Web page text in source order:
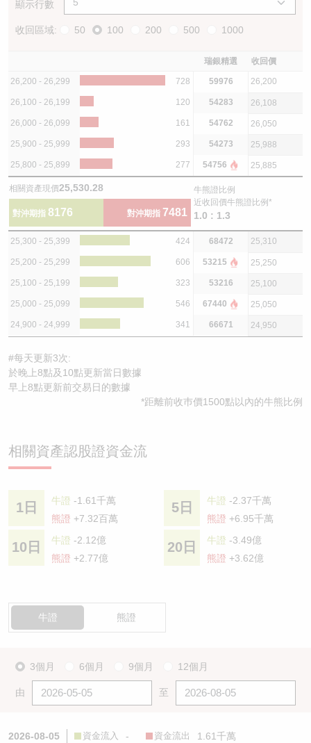
顯示行數
收回區域: 50 100 200 500 1000
瑞銀精選 收回價
26,200 - 26,299 728 59976 26,200
26,100 - 26,199 120 54283 26,108
26,000 - 26,099 161 54762 26,050
25,900 - 25,999 293 54273 25,988
25,800 - 25,899 277 54756 25,885
相關資產現價25,530.28
對沖期指 8176 對沖期指 7481
牛熊證比例
近收回價牛熊證比例*
1.0 : 1.3
25,300 - 25,399 424 68472 25,310
25,200 - 25,299 606 53215 25,250
25,100 - 25,199 323 53216 25,100
25,000 - 25,099 546 67440 25,050
24,900 - 24,999 341 66671 24,950
#每天更新3次:
於晚上8點及10點更新當日數據
早上8點更新前交易日的數據
*距離前收巿價1500點以內的牛熊比例
相關資產認股證資金流
1日 牛證 -1.61千萬
熊證 +7.32百萬
5日 牛證 -2.37千萬
熊證 +6.95千萬
10日 牛證 -2.12億
熊證 +2.77億
20日 牛證 -3.49億
熊證 +3.62億
牛證 熊證
3個月 6個月 9個月 12個月
由 至
2026-08-05 資金流入 - 資金流出 1.61千萬